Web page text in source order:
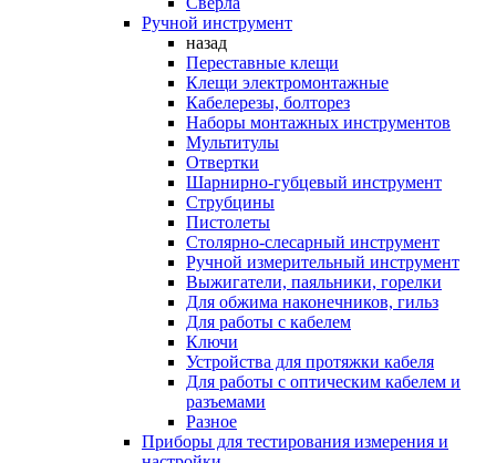
Ручной инструмент
назад
Переставные клещи
Клещи электромонтажные
Кабелерезы, болторез
Наборы монтажных инструментов
Мультитулы
Отвертки
Шарнирно-губцевый инструмент
Струбцины
Пистолеты
Столярно-слесарный инструмент
Ручной измерительный инструмент
Выжигатели, паяльники, горелки
Для обжима наконечников, гильз
Для работы с кабелем
Ключи
Устройства для протяжки кабеля
Для работы с оптическим кабелем и
разъемами
Разное
Приборы для тестирования измерения и